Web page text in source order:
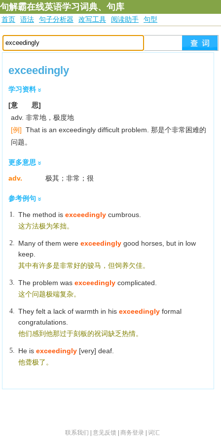
句解霸在线英语学习词典、句库
首页 语法 句子分析器 改写工具 阅读助手 句型
exceedingly
学习资料
[意 思]
adv. 非常地，极度地
[例] That is an exceedingly difficult problem. 那是个非常困难的
问题。
更多意思
adv. 极其；非常；很
参考例句
1. The method is exceedinglycumbrous.
这方法极为笨拙。
2. Many of them were exceedinglygood horses, but in low
keep.
其中有许多是非常好的骏马，但饲养欠佳。
3. The problem was exceedinglycomplicated.
这个问题极端复杂。
4. They felt a lack of warmth in his exceedinglyformal
congratulations.
他们感到他那过于刻板的祝词缺乏热情。
5. He is exceedingly [very] deaf.
他聋极了。
联系我们 |意见反馈 |商务登录 |词汇